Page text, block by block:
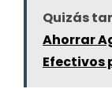
Quizás
Ahorrar
Efectivos